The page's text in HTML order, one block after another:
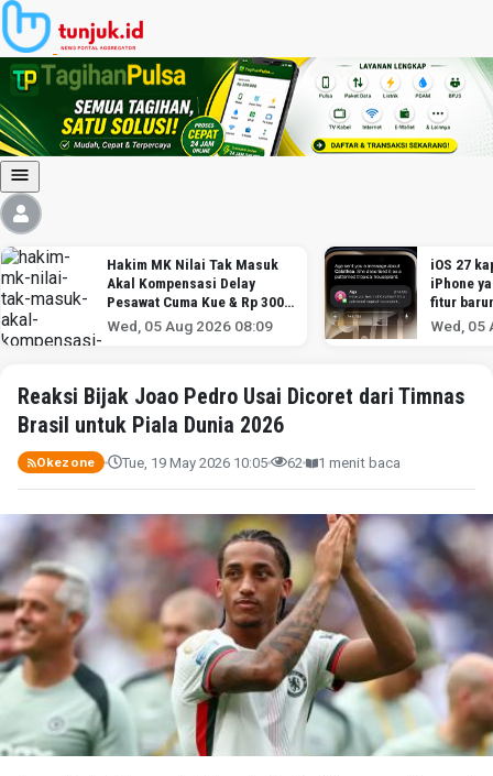
Hakim MK Nilai Tak Masuk
Akal Kompensasi Delay
Pesawat Cuma Kue & Rp 300
Ribu
Wed, 05 Aug 2026 08:09
iOS 27
iPhone
fitur
Wed, 05
Reaksi Bijak Joao Pedro Usai Dicoret dari Timnas
Brasil untuk Piala Dunia 2026
Okezone Tue, 19 May 2026 10:05 62 1 menit baca